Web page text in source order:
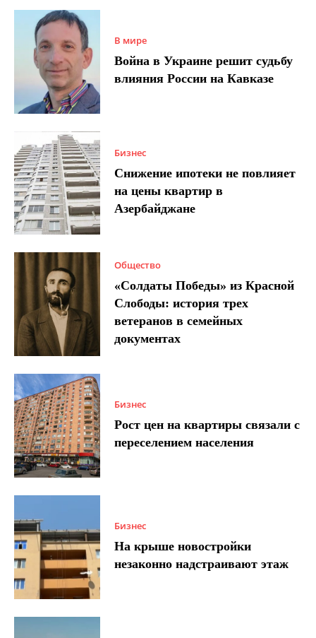
В мире
Война в Украине решит судьбу
влияния России на Кавказе
Бизнес
Снижение ипотеки не повлияет
на цены квартир в
Азербайджане
Общество
«Солдаты Победы» из Красной
Слободы: история трех
ветеранов в семейных
документах
Бизнес
Рост цен на квартиры связали с
переселением населения
Бизнес
На крыше новостройки
незаконно надстраивают этаж